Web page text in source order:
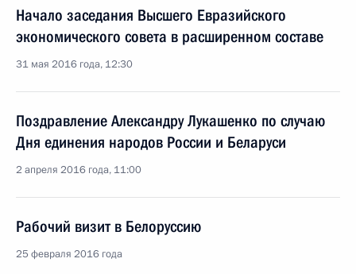
Начало заседания Высшего Евразийского
экономического совета в расширенном составе
31 мая 2016 года, 12:30
Поздравление Александру Лукашенко по случаю
Дня единения народов России и Беларуси
2 апреля 2016 года, 11:00
Рабочий визит в Белоруссию
25 февраля 2016 года